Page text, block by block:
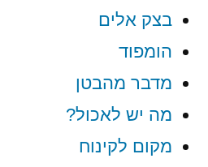
בצק אלים
הומפוד
מדבר מהבטן
מה יש לאכול?
מקום לקינוח